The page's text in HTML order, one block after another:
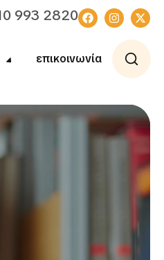
993 2820
επικοινωνία